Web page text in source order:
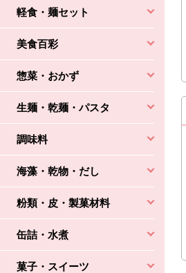
軽食・麺セット
美食百彩
惣菜・おかず
生麺・乾麺・パスタ
調味料
海藻・乾物・だし
粉類・皮・製菓材料
缶詰・水煮
菓子・スイーツ